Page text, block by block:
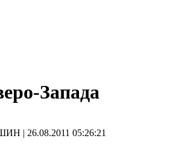
Запада
| 26.08.2011 05:26:21